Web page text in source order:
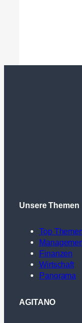
Unsere Themen
Top
Finanzen
Wirtschaft
Panorama
AGITANO